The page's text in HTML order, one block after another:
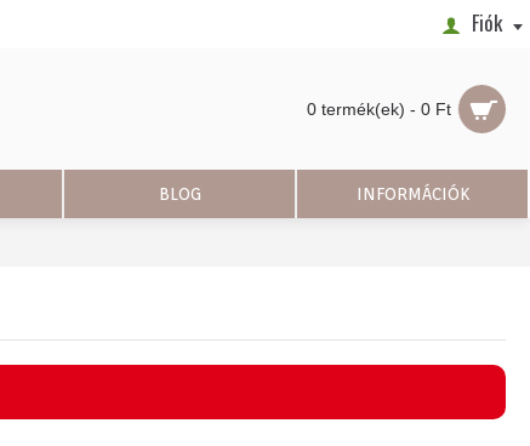
Fiók
0 termék(ek) - 0 Ft
BLOG INFORMÁCIÓK